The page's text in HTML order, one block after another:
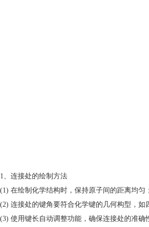
1、连接处的绘制方法
(1) 在绘制化学结构时，保持原子间的距离均匀；
(2) 连接处的键角要符合化学键的几何构型，如
(3) 使用键长自动调整功能，确保连接处的准确